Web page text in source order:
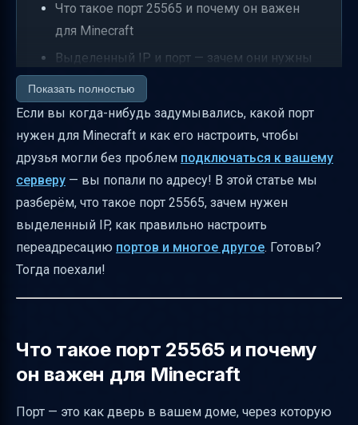
Что такое порт 25565 и почему он важен
для Minecraft
Выделенный IP и порт — зачем они нужны
игровым серверам
Как объяснить новичкам разницу между
подключением с портом и без порта
Как настроить переадресацию портов на
роутере для Minecraft
Какие порты нужны для разных версий
Minecraft и платформ
Как проверить, открыт ли порт 25565
настройке сервера
Как оформить заказ на выделенный IP и
порт
Показать полностью
Если вы когда-нибудь задумывались, какой порт
нужен для Minecraft и как его настроить, чтобы
друзья могли без проблем подключаться к вашему
серверу — вы попали по адресу! В этой статье мы
разберём, что такое порт 25565, зачем нужен
выделенный IP, как правильно настроить
переадресацию портов и многое другое. Готовы?
Тогда поехали!
Что такое порт 25565 и почему
он важен для Minecraft
Порт — это как дверь в вашем доме, через которую